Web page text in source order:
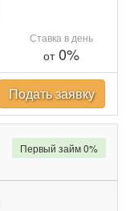
Ставка в день
от0%
Подать заявку
Первый займ 0%